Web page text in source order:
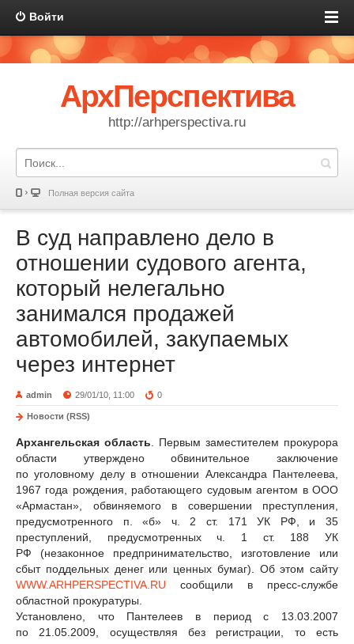
Войти
АрхПерспектива
http://arhperspectiva.ru
Полная версия сайта
В суд направлено дело в
отношении судового агента,
который нелегально
занимался продажей
автомобилей, закупаемых
через интернет
admin 29/01/10, 11:00 0
Новости (RSS)
Архангельская область . Первым заместителем прокурора
области утверждено обвинительное заключение
по уголовному делу в отношении Александра Пантелеева,
1967 года рождения, работающего судовым агентом в ООО
«Армастан», обвиняемого в совершении преступления,
предусмотренного п. «б» ч. 2 ст. 171 УК РФ, и 35
преступлений, предусмотренных ч. 1 ст. 188 УК
РФ (незаконное предпринимательство, изготовление или
сбыт поддельных денег или ценных бумаг). Об этом сайту
WWW.ARHPERSPECTIVA.RU сообщили в пресс-службе
областной прокуратуры.
Установлено, что Пантелеев в период с 13.03.2007
по 21.05.2009, осуществляя без регистрации, то есть